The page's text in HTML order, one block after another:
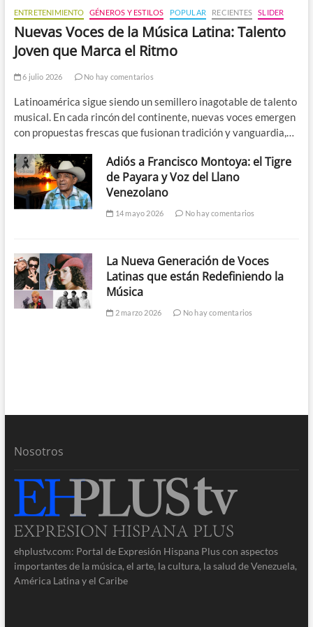
ENTRETENIMIENTO GÉNEROS Y ESTILOS POPULAR RECIENTES SLIDER
Nuevas Voces de la Música Latina: Talento
Joven que Marca el Ritmo
6 julio 2026 No hay comentarios
Latinoamérica sigue siendo un semillero inagotable de talento
musical. En cada rincón del continente, nuevas voces emergen
con propuestas frescas que fusionan tradición y vanguardia,…
Adiós a Francisco Montoya: el Tigre
de Payara y Voz del Llano
Venezolano
14 mayo 2026 No hay comentarios
La Nueva Generación de Voces
Latinas que están Redefiniendo la
Música
2 marzo 2026 No hay comentarios
Nosotros
ehplustv.com: Portal de Expresión Hispana Plus con aspectos
importantes de la música, el arte, la cultura, la salud de Venezuela,
América Latina y el Caribe